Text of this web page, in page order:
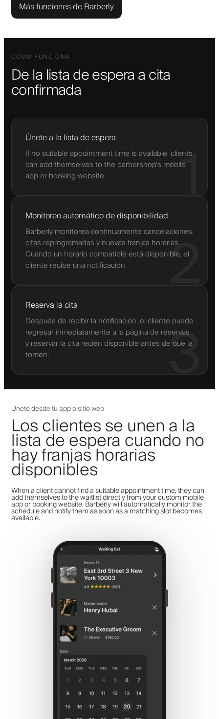
Más funciones de Barberly
CÓMO FUNCIONA
De la lista de espera a cita
confirmada
1
Únete a la lista de espera
If no suitable appointment time is available, clients
can add themselves to the barbershop’s mobile
app or booking website.
2
Monitoreo automático de disponibilidad
Barberly monitorea continuamente cancelaciones,
citas reprogramadas y nuevas franjas horarias.
Cuando un horario compatible está disponible, el
cliente recibe una notificación.
3
Reserva la cita
Después de recibir la notificación, el cliente puede
regresar inmediatamente a la página de reservas
y reservar la cita recién disponible antes de que la
tomen.
Únete desde tu app o sitio web
Los clientes se unen a la
lista de espera cuando no
hay franjas horarias
disponibles
When a client cannot find a suitable appointment time, they can
add themselves to the waitlist directly from your custom mobile
app or booking website. Barberly will automatically monitor the
schedule and notify them as soon as a matching slot becomes
available.